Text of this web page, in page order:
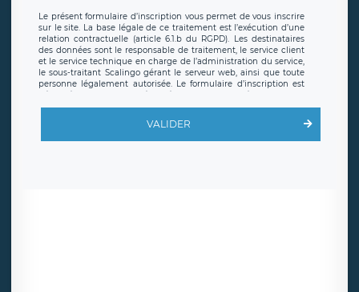
Le présent formulaire d’inscription vous permet de vous inscrire
sur le site. La base légale de ce traitement est l’exécution d’une
relation contractuelle (article 6.1.b du RGPD). Les destinataires
des données sont le responsable de traitement, le service client
et le service technique en charge de l’administration du service,
le sous-traitant Scalingo gérant le serveur web, ainsi que toute
personne légalement autorisée. Le formulaire d’inscription est
offrant desclauses de protection conformes au RGPD. Les
en sollicite la suppression, étant entendu que vous pouvez
demander la suppression de vos données et retirer votre
VALIDER